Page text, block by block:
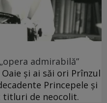
admirabilă”
și ai săi ori Prînzul
Princepele și
titluri de neocolit.